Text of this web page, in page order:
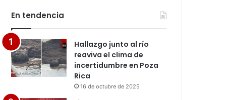
En tendencia
Hallazgo junto al río
reaviva el clima de
incertidumbre en Poza
Rica
16 de octubre de 2025